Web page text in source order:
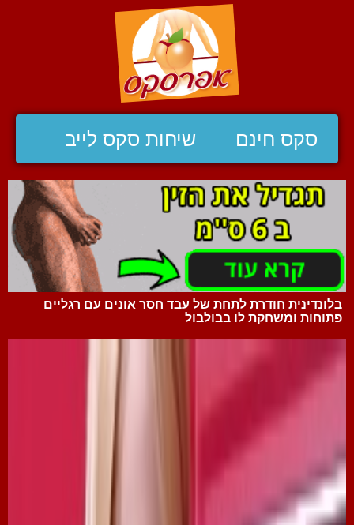
סקס חינם שיחות סקס לייב
בלונדינית חודרת לתחת של עבד חסר אונים עם רגליים
פתוחות ומשחקת לו בבולבול